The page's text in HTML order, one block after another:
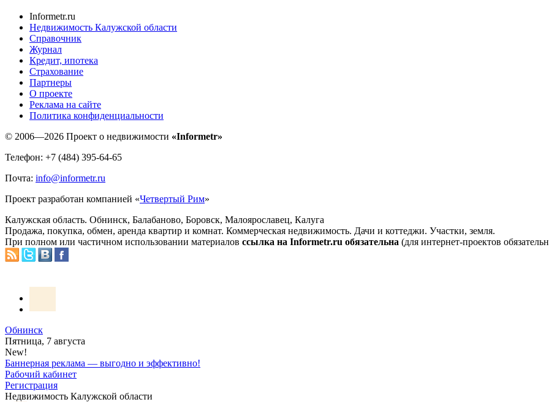
Informetr.ru
Недвижимость Калужской области
Справочник
Журнал
Кредит, ипотека
Страхование
Партнеры
O проекте
Реклама на сайте
Политика конфиденциальности
© 2006—2026 Проект о недвижимости «Informetr»
Телефон: +7 (484) 395-64-65
Почта: info@informetr.ru
Проект разработан компанией «Четвертый Рим»
Калужская область. Обнинск, Балабаново, Боровск, Малоярославец, Калуга
Продажа, покупка, обмен, аренда квартир и комнат. Коммерческая недвижимость. Дачи и коттеджи. Участки, земля.
При полном или частичном использовании материалов ссылка на Informetr.ru обязательна (для интернет-проектов
Обнинск
Пятница, 7 августа
New!
Баннерная реклама — выгодно и эффективно!
Рабочий кабинет
Регистрация
Недвижимость Калужской области